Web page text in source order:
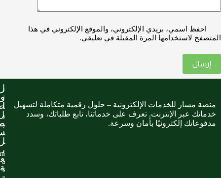
احفظ اسمي، بريدي الإلكتروني، والموقع الإلكتروني في هذا
المتصفح لاستخدامها المرة المقبلة في تعليقي.
إرسال
منصة مسار للخدمات الإلكترونية – حلول رقمية متكاملة لتسهيل
خدماتك عبر الإنترنت. تعرف على خدماتنا، تابع طلباتك، وسدد
مدفوعاتك إلكترونيًا بأمان وسرعة.
ر
و
ا
ب
ر
ي
ع
ة
ر
و
ا
ب
ر
ي
ع
ة
ا
ت
ب
ن
ا
m
a
s